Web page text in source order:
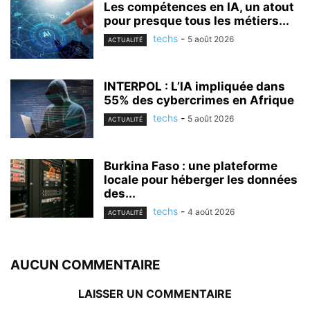
Les compétences en IA, un atout
pour presque tous les métiers...
ACTUALITÉ techs - 5 août 2026
INTERPOL : L’IA impliquée dans
55% des cybercrimes en Afrique
ACTUALITÉ techs - 5 août 2026
Burkina Faso : une plateforme
locale pour héberger les données
des...
ACTUALITÉ techs - 4 août 2026
AUCUN COMMENTAIRE
LAISSER UN COMMENTAIRE